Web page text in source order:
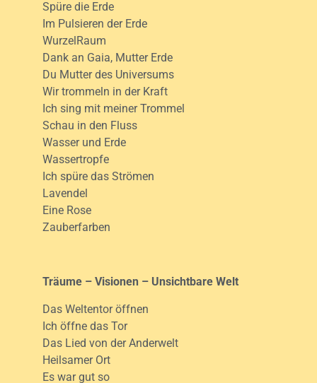
Spüre die Erde
Im Pulsieren der Erde
WurzelRaum
Dank an Gaia, Mutter Erde
Du Mutter des Universums
Wir trommeln in der Kraft
Ich sing mit meiner Trommel
Schau in den Fluss
Wasser und Erde
Wassertropfe
Ich spüre das Strömen
Lavendel
Eine Rose
Zauberfarben
Träume – Visionen – Unsichtbare Welt
Das Weltentor öffnen
Ich öffne das Tor
Das Lied von der Anderwelt
Heilsamer Ort
Es war gut so